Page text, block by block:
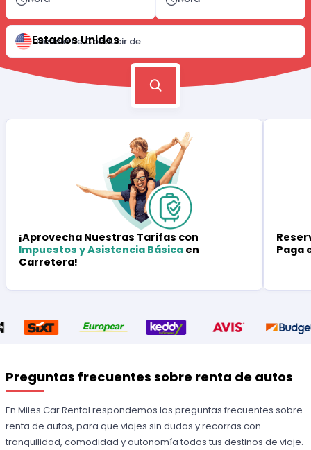
Licencia de Conducir de
Estados Unidos
¡Aprovecha Nuestras Tarifas con
Impuestos y Asistencia Básica en
Carretera!
Paga
Preguntas frecuentes sobre renta de autos
En Miles Car Rental respondemos las preguntas frecuentes sobre
renta de autos, para que viajes sin dudas y recorras con
tranquilidad, comodidad y autonomía todos tus destinos de viaje.